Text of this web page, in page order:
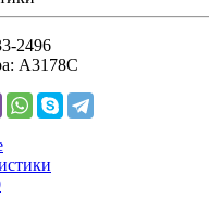
2496
A3178C